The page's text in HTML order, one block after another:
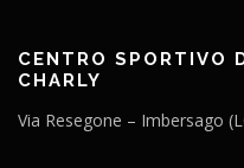
CENTRO SPORTIVO
CHARLY
Via Resegone – Imbersago